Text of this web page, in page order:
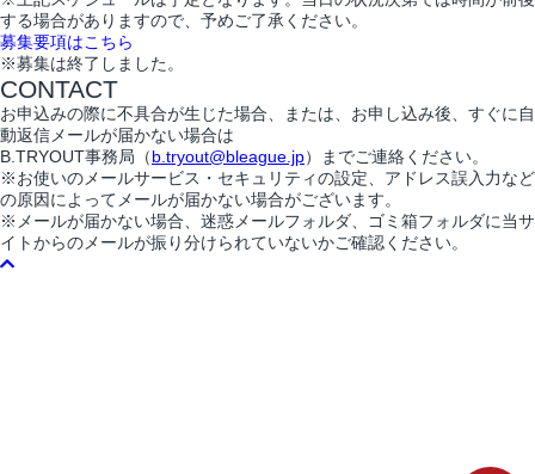
する場合がありますので、予めご了承ください。
募集要項はこちら
※募集は終了しました。
CONTACT
お申込みの際に不具合が生じた場合、または、お申し込み後、すぐに自
動返信メールが届かない場合は
B.TRYOUT事務局（b.tryout@bleague.jp）までご連絡ください。
※お使いのメールサービス・セキュリティの設定、アドレス誤入力など
の原因によってメールが届かない場合がございます。
※メールが届かない場合、迷惑メールフォルダ、ゴミ箱フォルダに当サ
イトからのメールが振り分けられていないかご確認ください。